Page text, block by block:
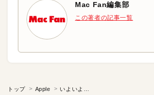
Mac Fan編集部
この著者の記事一覧
トップ Apple いよいよ…